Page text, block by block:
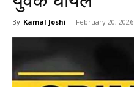
By Kamal Joshi - February 20, 2026